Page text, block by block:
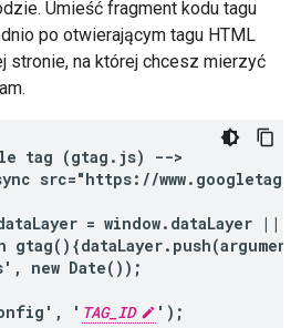
Umieść fragment kodu tagu
po otwierającym tagu HTML
stronie, na której chcesz mierzyć
tag (gtag.js) -->
src="https://
= window.dataLayer ||
new Date());
'
TAG_ID
');